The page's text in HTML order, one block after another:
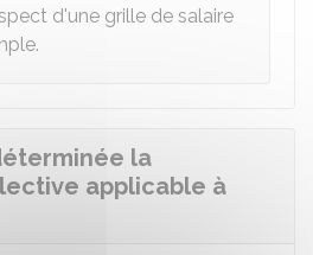
d'une grille de salaire
la
applicable à